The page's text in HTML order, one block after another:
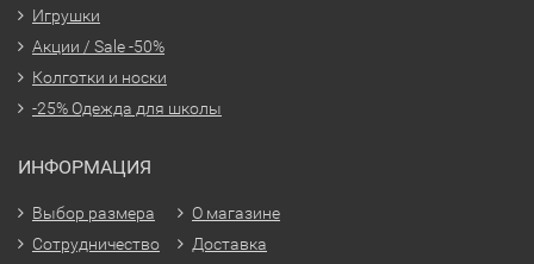
Игрушки
Акции / Sale -50%
Колготки и носки
-25% Одежда для школы
ИНФОРМАЦИЯ
Выбор размера
Сотрудничество
О магазине
Доставка